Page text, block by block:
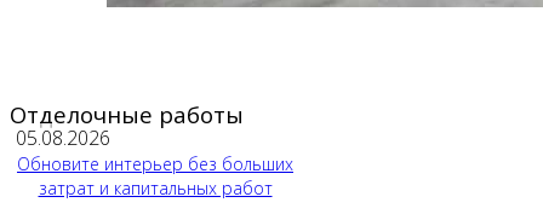
Отделочные работы
05.08.2026
Обновите интерьер без больших
затрат и капитальных работ